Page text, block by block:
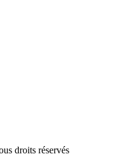
droits réservés